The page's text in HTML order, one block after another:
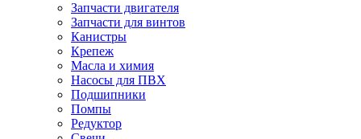
Запчасти двигателя
Запчасти для винтов
Канистры
Крепеж
Масла и химия
Насосы для ПВХ
Подшипники
Помпы
Редуктор